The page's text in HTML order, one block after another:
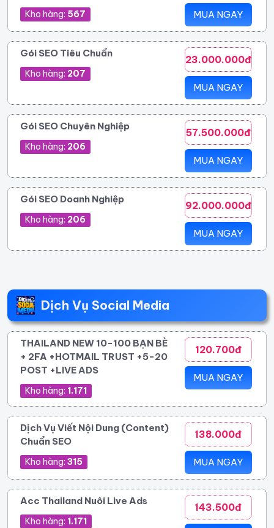
Kho hàng: 567 MUA NGAY
Gói SEO Tiêu Chuẩn
Kho hàng: 207
23.000.000đ
MUA NGAY
Gói SEO Chuyên Nghiệp
Kho hàng: 206
57.500.000đ
MUA NGAY
Gói SEO Doanh Nghiệp
Kho hàng: 206
92.000.000đ
MUA NGAY
Dịch Vụ Social Media
THAILAND NEW 10-100 BẠN BÈ
+ 2FA +HOTMAIL TRUST +5-20
POST +LIVE ADS
Kho hàng: 1.171
120.700đ
MUA NGAY
Dịch Vụ Viết Nội Dung (Content)
Chuẩn SEO
Kho hàng: 315
138.000đ
MUA NGAY
Acc Thailand Nuôi Live Ads
Kho hàng: 1.171
143.500đ